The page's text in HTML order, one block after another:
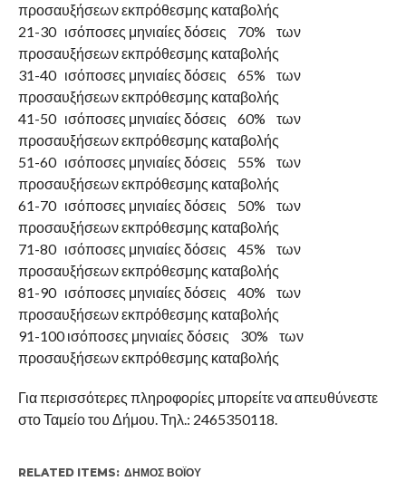
προσαυξήσεων εκπρόθεσμης καταβολής
21-30 ισόποσες μηνιαίες δόσεις 70% των
προσαυξήσεων εκπρόθεσμης καταβολής
31-40 ισόποσες μηνιαίες δόσεις 65% των
προσαυξήσεων εκπρόθεσμης καταβολής
41-50 ισόποσες μηνιαίες δόσεις 60% των
προσαυξήσεων εκπρόθεσμης καταβολής
51-60 ισόποσες μηνιαίες δόσεις 55% των
προσαυξήσεων εκπρόθεσμης καταβολής
61-70 ισόποσες μηνιαίες δόσεις 50% των
προσαυξήσεων εκπρόθεσμης καταβολής
71-80 ισόποσες μηνιαίες δόσεις 45% των
προσαυξήσεων εκπρόθεσμης καταβολής
81-90 ισόποσες μηνιαίες δόσεις 40% των
προσαυξήσεων εκπρόθεσμης καταβολής
91-100 ισόποσες μηνιαίες δόσεις 30% των
προσαυξήσεων εκπρόθεσμης καταβολής
Για περισσότερες πληροφορίες μπορείτε να απευθύνεστε
στο Ταμείο του Δήμου. Τηλ.: 2465350118.
RELATED ITEMS: ΔΉΜΟΣ ΒΟΪ́ΟΥ